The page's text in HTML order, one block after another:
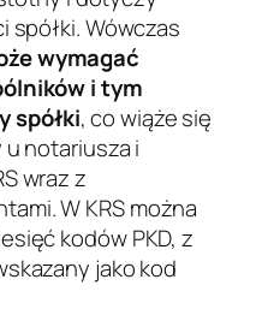
spółki. Wówczas
wymagać
i tym
spółki, co wiąże się
notariusza i
wraz z
W KRS można
kodów PKD, z
jako kod